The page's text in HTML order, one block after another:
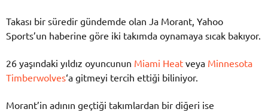
Takası bir süredir gündemde olan Ja Morant, Yahoo
Sports’un haberine göre iki takımda oynamaya sıcak bakıyor.
26 yaşındaki yıldız oyuncunun Miami Heat veya Minnesota
Timberwolves‘a gitmeyi tercih ettiği biliniyor.
Morant’in adının geçtiği takımlardan bir diğeri ise